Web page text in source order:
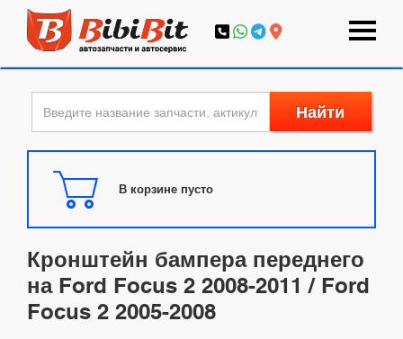
Найти
В корзине пусто
Кронштейн бампера переднего
на Ford Focus 2 2008-2011 / Ford
Focus 2 2005-2008